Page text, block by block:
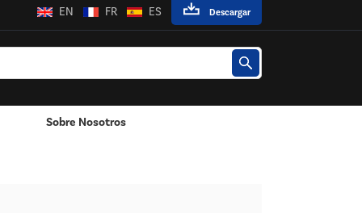
Descargar
EN FR ES
Sobre Nosotros